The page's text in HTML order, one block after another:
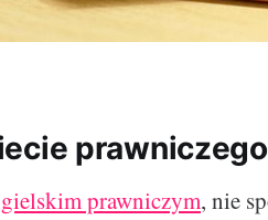
prawniczym, nie